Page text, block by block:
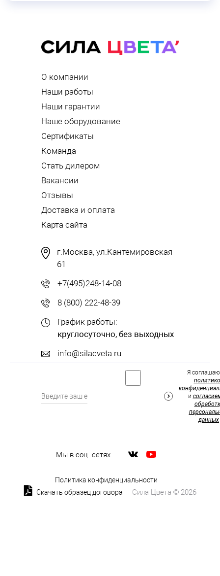
О компании
Наши работы
Наши гарантии
Наше оборудование
Сертификаты
Команда
Стать дилером
Вакансии
Отзывы
Доставка и оплата
Карта сайта
г.Москва, ул.Кантемировская
61
+7(495)248-14-08
8 (800) 222-48-39
График работы:
круглосуточно, без выходных
info@silacveta.ru
Мы в соц. сетях
Я
и
данных
Политика конфиденциальности
Скачать образец договора
Сила Цвета © 2026